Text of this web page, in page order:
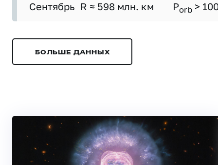
Сентябрь R ≈ 598 млн. км Porb >
БОЛЬШЕ ДАННЫХ